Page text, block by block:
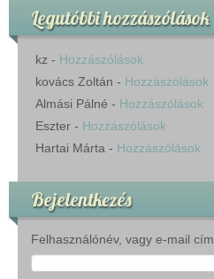
Legutóbbi hozzászólások
kz - Hozzászólások
kovács Zoltán - Hozzászólások
Almási Pálné - Hozzászólások
Eszter - Hozzászólások
Hartai Márta - Hozzászólások
Bejelentkezés
Felhasználónév, vagy e-mail cím